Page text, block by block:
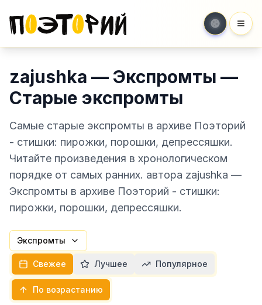
zajushka — Экспромты —
Старые экспромты
Самые старые экспромты в архиве Поэторий
- стишки: пирожки, порошки, депрессяшки.
Читайте произведения в хронологическом
порядке от самых ранних. автора zajushka —
Экспромты в архиве Поэторий - стишки:
пирожки, порошки, депрессяшки.
Экспромты
Свежее Лучшее Популярное
По возрастанию